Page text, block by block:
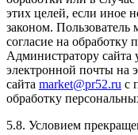
этих целей, если иное
законом.
согласие на обработку
Администратору сайта
электронной почты на
сайта market@pr52.ru с
обработку
5.8. Условием